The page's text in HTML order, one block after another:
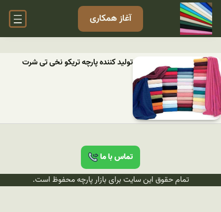
آغاز همکاری
تولید کننده پارچه تریکو نخی تی شرت
تماس با ما
تمام حقوق این سایت برای بازار پارچه محفوظ است.